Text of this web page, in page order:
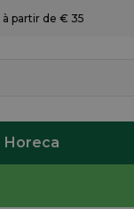
à partir de € 35
Horeca